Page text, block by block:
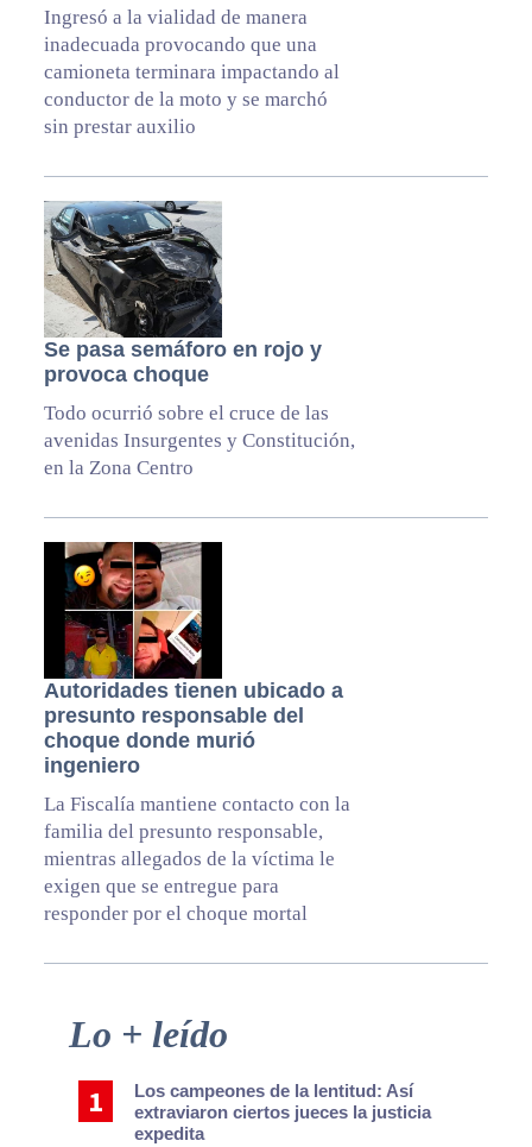
Ingresó a la vialidad de manera
inadecuada provocando que una
camioneta terminara impactando al
conductor de la moto y se marchó
sin prestar auxilio
Se pasa semáforo en rojo y
provoca choque
Todo ocurrió sobre el cruce de las
avenidas Insurgentes y Constitución,
en la Zona Centro
Autoridades tienen ubicado a
presunto responsable del
choque donde murió
ingeniero
La Fiscalía mantiene contacto con la
familia del presunto responsable,
mientras allegados de la víctima le
exigen que se entregue para
responder por el choque mortal
Primary
Lo + leído
Los campeones de la lentitud: Así
extraviaron ciertos jueces la justicia
expedita